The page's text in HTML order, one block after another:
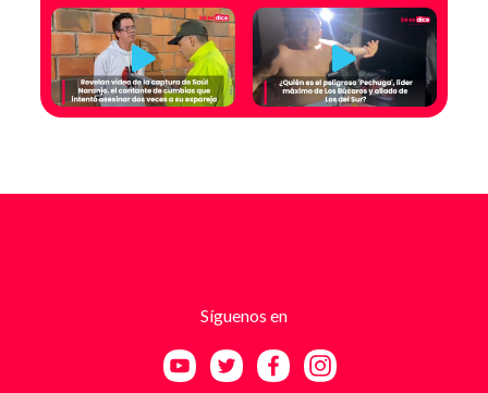
digitales, suplantación de grupos armados y presión
directa sobre establecimientos comerciales. La
investigación no comenzó con la captura, sino con el
temor de un comerciante que empezó a recibir
mensajes y llamadas en las que le exigían dinero a
a las amenazas. Las exigencias económicas variaban
entre uno y cinco millones de pesos, dependiendo de
la supuesta “capacidad de pago” de cada víctima. A
Síguenos en